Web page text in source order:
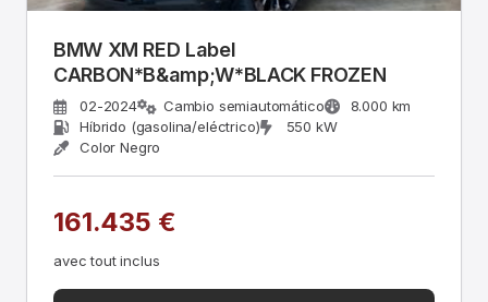
BMW XM RED Label
CARBON*B&amp;W*BLACK FROZEN
02-2024 Cambio semiautomático
8.000 km
Híbrido (gasolina/eléctrico)
550 kW
Color Negro
161.435 €
avec tout inclus